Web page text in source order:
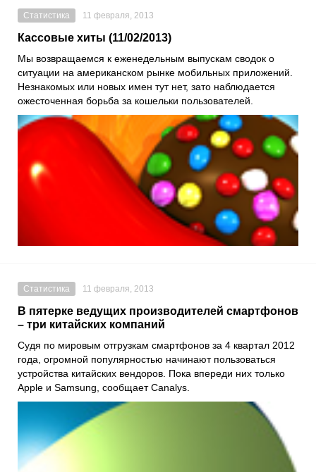
Статистика 11 февраля, 2013
Кассовые хиты (11/02/2013)
Мы возвращаемся к еженедельным выпускам сводок о
ситуации на американском рынке мобильных приложений.
Незнакомых или новых имен тут нет, зато наблюдается
ожесточенная борьба за кошельки пользователей.
Статистика 11 февраля, 2013
В пятерке ведущих производителей смартфонов
– три китайских компаний
Судя по мировым отгрузкам смартфонов за 4 квартал 2012
года, огромной популярностью начинают пользоваться
устройства китайских вендоров. Пока впереди них только
Apple и Samsung, сообщает Canalys.